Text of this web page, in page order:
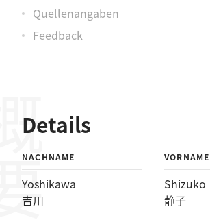
Quellenangaben
Feedback
Details
NACHNAME
Yoshikawa
吉川
VORNAME
Shizuko
静子